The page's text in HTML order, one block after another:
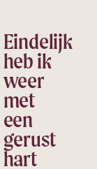
Eindelijk
heb ik
weer
met
een
gerust
hart